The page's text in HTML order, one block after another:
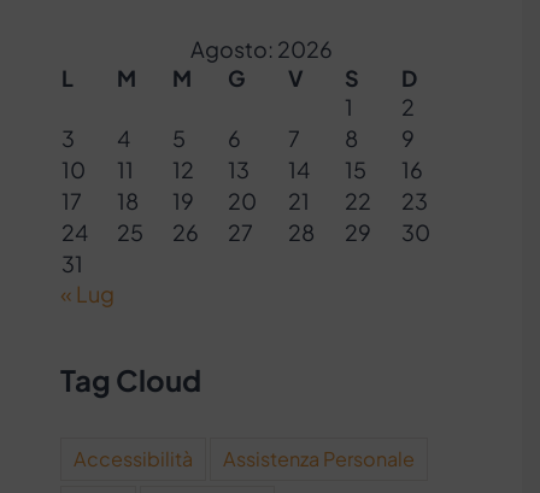
Agosto: 2026
L
M M G V S
D
1
2
3
4 5 6 7 8
9
10
11 12 13 14 15
16
17
18 19 20 21 22
23
24
25 26 27 28 29
30
31
« Lug
Tag Cloud
Accessibilità
Assistenza Personale